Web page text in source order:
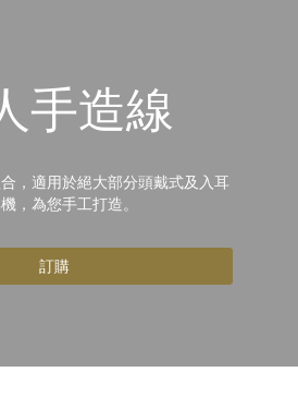
手造線
，適用於絕大部分頭戴式及入耳
，為您手工打造。
訂購